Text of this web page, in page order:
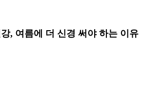
, 여름에 더 신경 써야 하는 이유